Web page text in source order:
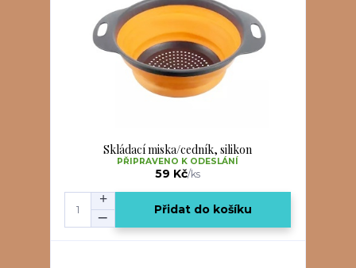
Skládací miska/cedník, silikon
59 Kč/ks
PŘIPRAVENO K ODESLÁNÍ
Přidat do košíku